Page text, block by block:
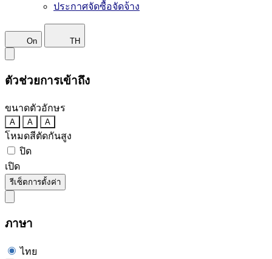
ประกาศจัดซื้อจัดจ้าง
On TH
ตัวช่วยการเข้าถึง
ขนาดตัวอักษร
A A A
โหมดสีตัดกันสูง
ปิด
เปิด
รีเซ็ตการตั้งค่า
ภาษา
ไทย